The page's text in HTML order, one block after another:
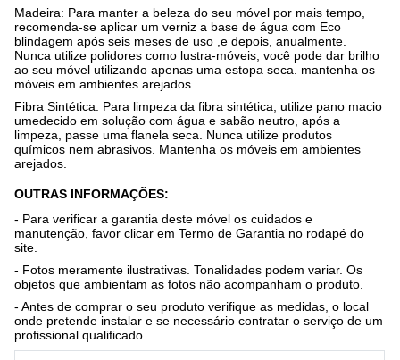
Madeira: Para manter a beleza do seu móvel por mais tempo,
recomenda-se aplicar um verniz a base de água com Eco
blindagem após seis meses de uso ,e depois, anualmente.
Nunca utilize polidores como lustra-móveis, você pode dar brilho
ao seu móvel utilizando apenas uma estopa seca. mantenha os
móveis em ambientes arejados.
Fibra Sintética: Para limpeza da fibra sintética, utilize pano macio
umedecido em solução com água e sabão neutro, após a
limpeza, passe uma flanela seca. Nunca utilize produtos
químicos nem abrasivos. Mantenha os móveis em ambientes
arejados.
OUTRAS INFORMAÇÕES:
- Para verificar a garantia deste móvel os cuidados e
manutenção, favor clicar em Termo de Garantia no rodapé do
site.
- Fotos meramente ilustrativas. Tonalidades podem variar. Os
objetos que ambientam as fotos não acompanham o produto.
- Antes de comprar o seu produto verifique as medidas, o local
onde pretende instalar e se necessário contratar o serviço de um
profissional qualificado.